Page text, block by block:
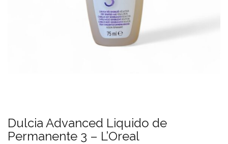
Dulcia Advanced Liquido de
Permanente 3 – L’Oreal